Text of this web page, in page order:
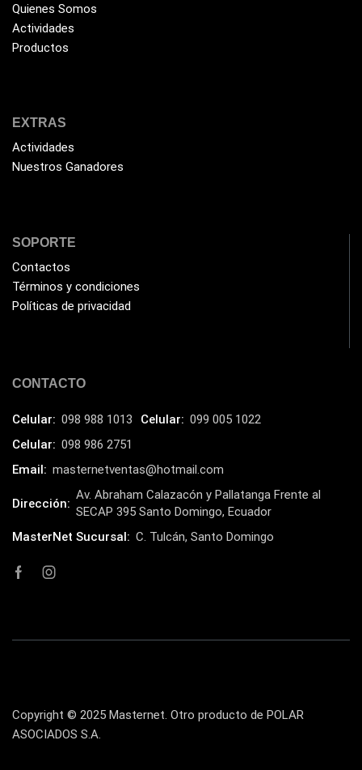
Quienes Somos
Actividades
Productos
EXTRAS
Actividades
Nuestros Ganadores
SOPORTE
Contactos
Términos y condiciones
Políticas de privacidad
CONTACTO
Celular: 098 988 1013 Celular: 099 005 1022
Celular: 098 986 2751
Email: masternetventas@hotmail.com
Dirección:
Av. Abraham Calazacón y Pallatanga Frente al
SECAP 395 Santo Domingo, Ecuador
MasterNet Sucursal: C. Tulcán, Santo Domingo
Copyright © 2025 Masternet. Otro producto de POLAR
ASOCIADOS S.A.